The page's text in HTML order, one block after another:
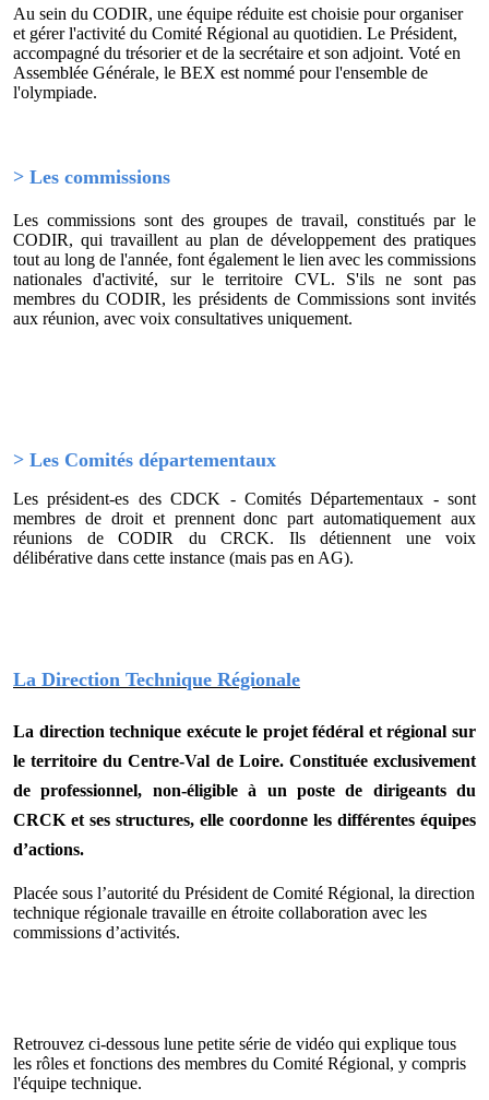
Au sein du CODIR, une équipe réduite est choisie pour organiser
et gérer l'activité du Comité Régional au quotidien. Le Président,
accompagné du trésorier et de la secrétaire et son adjoint. Voté en
Assemblée Générale, le BEX est nommé pour l'ensemble de
l'olympiade.
> Les commissions
Les commissions sont des groupes de travail, constitués par le
CODIR, qui travaillent au plan de développement des pratiques
tout au long de l'année, font également le lien avec les commissions
nationales d'activité, sur le territoire CVL. S'ils ne sont pas
membres du CODIR, les présidents de Commissions sont invités
aux réunion, avec voix consultatives uniquement.
> Les Comités départementaux
Les président-es des CDCK - Comités Départementaux - sont
membres de droit et prennent donc part automatiquement aux
réunions de CODIR du CRCK. Ils détiennent une voix
délibérative dans cette instance (mais pas en AG).
La Direction Technique Régionale
La direction technique exécute le projet fédéral et régional sur
le territoire du Centre-Val de Loire. Constituée exclusivement
de professionnel, non-éligible à un poste de dirigeants du
CRCK et ses structures, elle coordonne les différentes équipes
d’actions.
Placée sous l’autorité du Président de Comité Régional, la direction
technique régionale travaille en étroite collaboration avec les
commissions d’activités.
Retrouvez ci-dessous lune petite série de vidéo qui explique tous
les rôles et fonctions des membres du Comité Régional, y compris
l'équipe technique.